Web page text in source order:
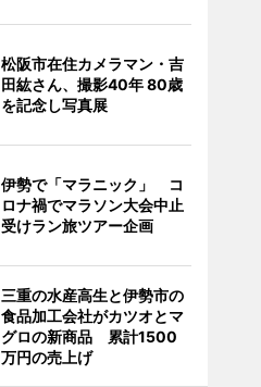
松阪市在住カメラマン・吉
田紘さん、撮影40年 80歳
を記念し写真展
伊勢で「マラニック」 コ
ロナ禍でマラソン大会中止
受けラン旅ツアー企画
三重の水産高生と伊勢市の
食品加工会社がカツオとマ
グロの新商品 累計1500
万円の売上げ